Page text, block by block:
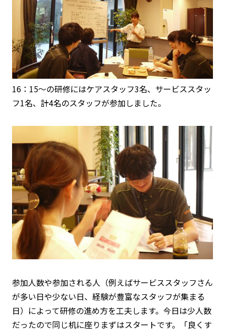
16：15～の研修にはケアスタッフ3名、サービススタッ
フ1名、計4名のスタッフが参加しました。
参加人数や参加される人（例えばサービススタッフさん
が多い日や少ない日、経験が豊富なスタッフが集まる
日）によって研修の進め方を工夫します。今日は少人数
だったので同じ机に座りまずはスタートです。「良くす